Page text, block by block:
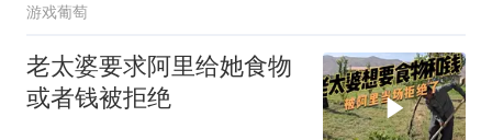
游戏葡萄
老太婆要求阿里给她食物
或者钱被拒绝